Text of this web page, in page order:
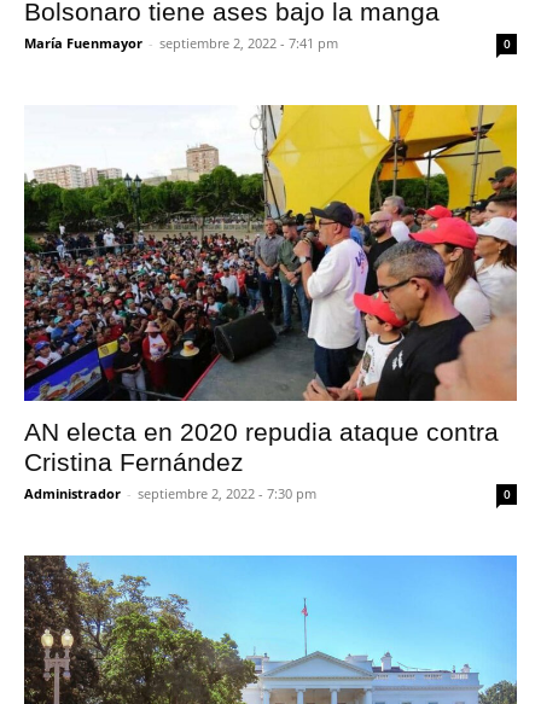
Bolsonaro tiene ases bajo la manga
María Fuenmayor - septiembre 2, 2022 - 7:41 pm 0
AN electa en 2020 repudia ataque contra
Cristina Fernández
Administrador - septiembre 2, 2022 - 7:30 pm 0